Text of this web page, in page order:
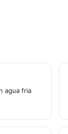
agua fria